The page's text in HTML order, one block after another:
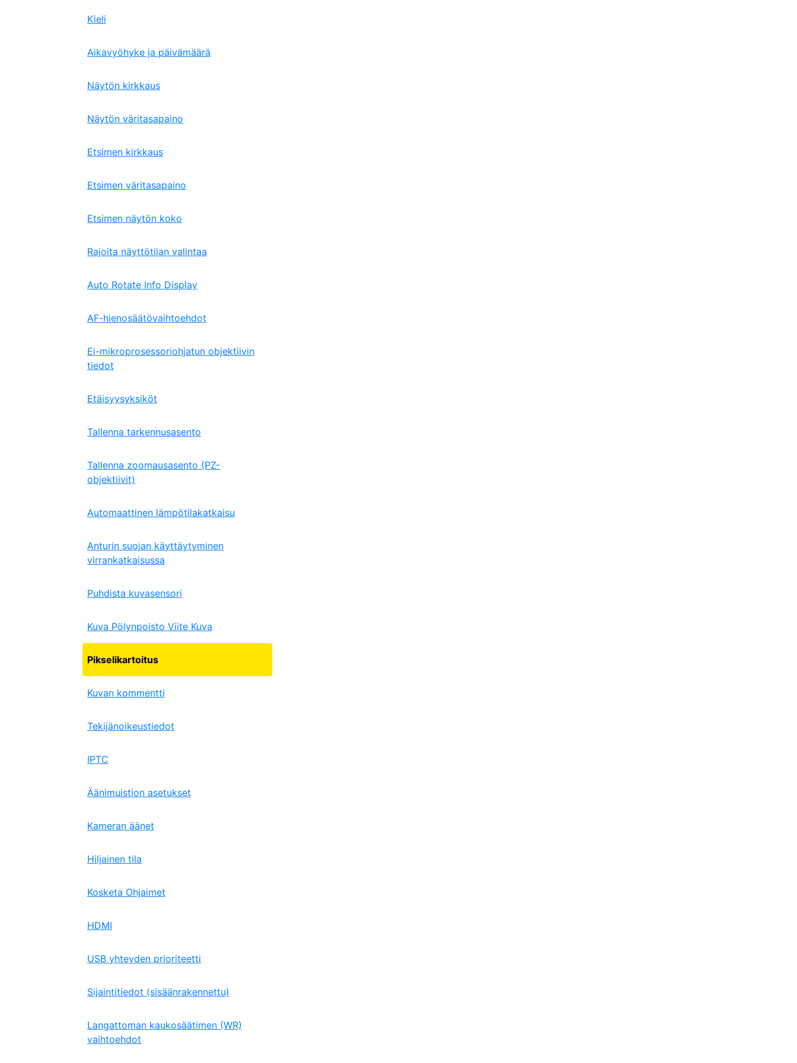
Kieli
Aikavyöhyke ja päivämäärä
Näytön kirkkaus
Näytön väritasapaino
Etsimen kirkkaus
Etsimen väritasapaino
Etsimen näytön koko
Rajoita näyttötilan valintaa
Auto Rotate Info Display
AF-hienosäätövaihtoehdot
Ei-mikroprosessoriohjatun objektiivin
tiedot
Etäisyysyksiköt
Tallenna tarkennusasento
Tallenna zoomausasento (PZ-
objektiivit)
Automaattinen lämpötilakatkaisu
Anturin suojan käyttäytyminen
virrankatkaisussa
Puhdista kuvasensori
Kuva Pölynpoisto Viite Kuva
Pikselikartoitus
Kuvan kommentti
Tekijänoikeustiedot
IPTC
Äänimuistion asetukset
Kameran äänet
Hiljainen tila
Kosketa Ohjaimet
HDMI
USB yhteyden prioriteetti
Sijaintitiedot (sisäänrakennettu)
Langattoman kaukosäätimen (WR)
vaihtoehdot